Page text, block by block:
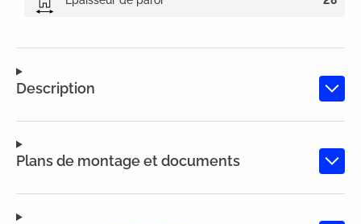
Description
Plans de montage et documents